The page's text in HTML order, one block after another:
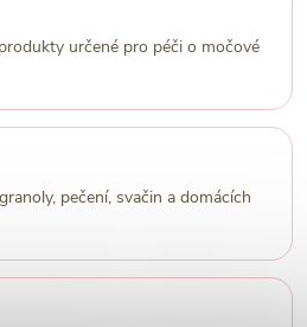
určené pro péči o močové
pečení, svačin a domácích